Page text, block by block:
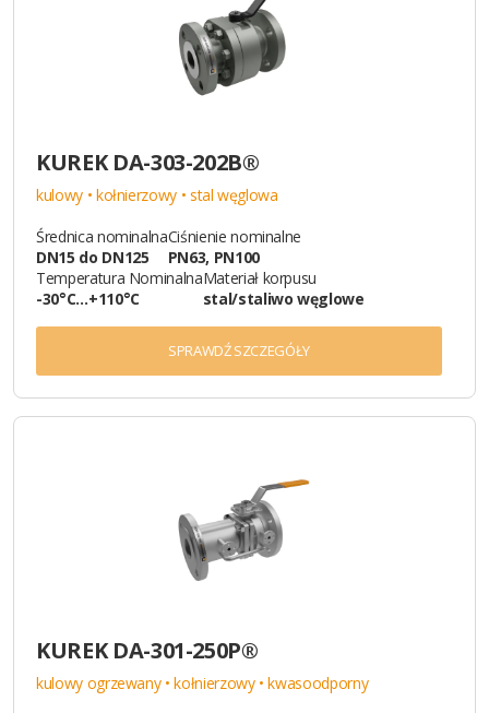
KUREK DA-303-202B®
kulowy • kołnierzowy • stal węglowa
Średnica nominalna
DN15 do DN125
Ciśnienie nominalne
PN63, PN100
Temperatura Nominalna
-30°C…+110°C
Materiał korpusu
stal/staliwo węglowe
SPRAWDŹ SZCZEGÓŁY
KUREK DA-301-250P®
kulowy ogrzewany • kołnierzowy • kwasoodporny